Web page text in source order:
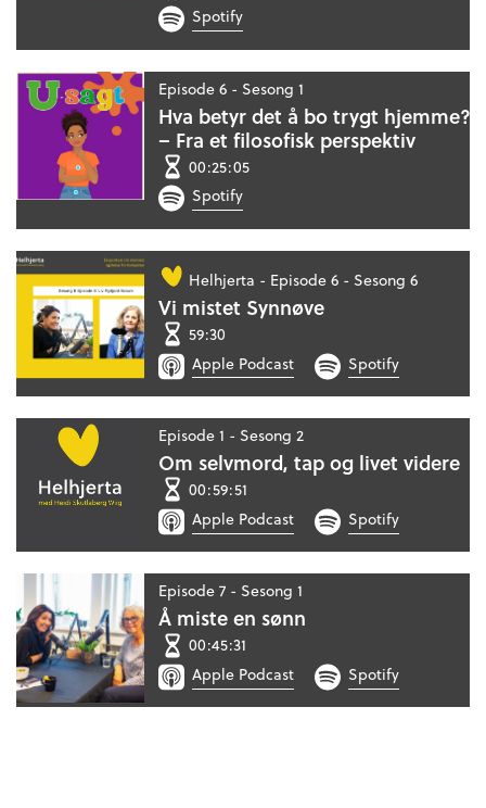
Spotify
Episode 6 - Sesong 1
Hva betyr det å bo trygt hjemme?
– Fra et filosofisk perspektiv
00:25:05
Spotify
Helhjerta - Episode 6 - Sesong 6
Vi mistet Synnøve
59:30
Apple Podcast
Spotify
Episode 1 - Sesong 2
Om selvmord, tap og livet videre
00:59:51
Apple Podcast
Spotify
Episode 7 - Sesong 1
Å miste en sønn
00:45:31
Apple Podcast
Spotify